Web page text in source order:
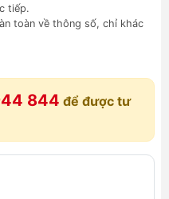
tiếp.
toàn về thông số, chỉ khác
844 để được tư